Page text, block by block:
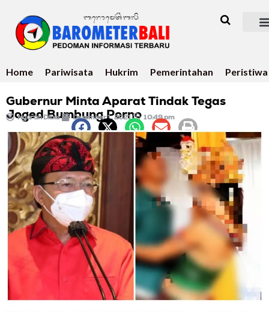
Home Pariwisata Hukrim Pemerintahan Peristiwa
Gubernur Minta Aparat Tindak Tegas
Joged Bumbung Porno
Ngurah Dibia Desember 1, 2021 10:49 pm